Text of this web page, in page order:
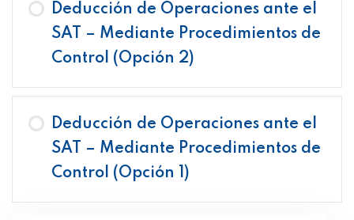
Deducción de Operaciones ante el
SAT – Mediante Procedimientos de
Control (Opción 2)
Deducción de Operaciones ante el
SAT – Mediante Procedimientos de
Control (Opción 1)